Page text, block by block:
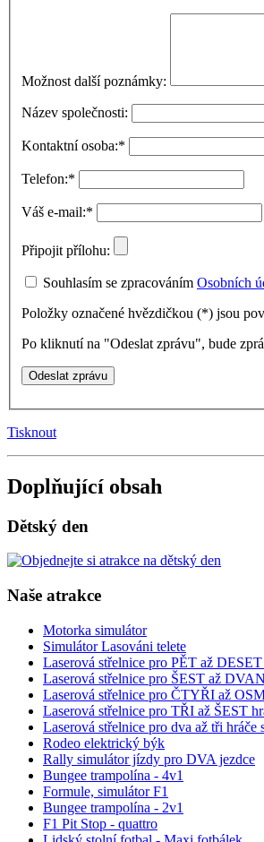
Možnost další poznámky:
Název společnosti:
Kontaktní osoba:*
Telefon:*
Váš e-mail:*
Připojit přílohu:
Souhlasím se zpracováním Osobních
Položky označené hvězdičkou (*) jsou
Po kliknutí na "Odeslat zprávu", bude
Tisknout
Doplňující obsah
Dětský den
Naše atrakce
Motorka simulátor
Simulátor Lasováni telete
Laserová střelnice pro PĚT až DESET
Laserová střelnice pro ŠEST až
Laserová střelnice pro ČTYŘI až
Laserová střelnice pro TŘI až ŠEST
Laserová střelnice pro dva až tři hráče
Rodeo elektrický býk
Rally simulátor jízdy pro DVA jezdce
Bungee trampolína - 4v1
Formule, simulátor F1
Bungee trampolína - 2v1
F1 Pit Stop - quattro